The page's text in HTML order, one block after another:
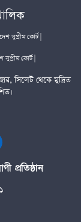
সুপ্রীম কোর্ট |
কোর্ট |
সিলেট থেকে মুদ্রিত
প্রতিষ্ঠান